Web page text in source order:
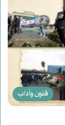
فنون وآداب